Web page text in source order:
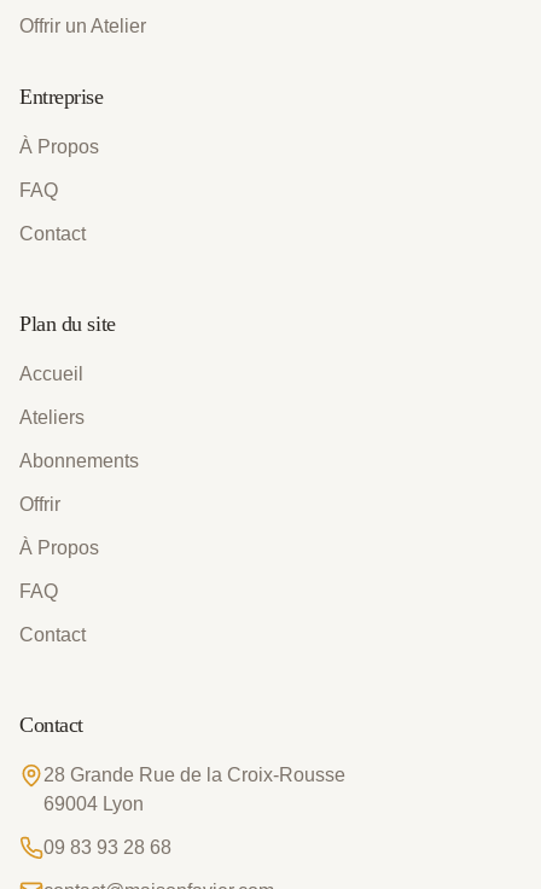
Offrir un Atelier
Entreprise
À Propos
FAQ
Contact
Plan du site
Accueil
Ateliers
Abonnements
Offrir
À Propos
FAQ
Contact
Contact
28 Grande Rue de la Croix-Rousse
69004 Lyon
09 83 93 28 68